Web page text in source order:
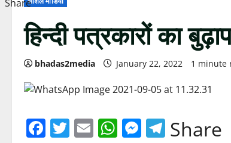
हिन्दी पत्रकारों का
bhadas2media January 22, 2022 1 minute
Facebook
Twitter
EmailWhatsApp
Messenger
Share
Share